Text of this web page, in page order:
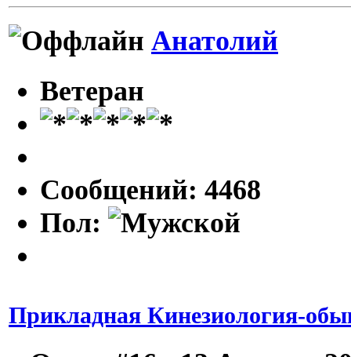
Анатолий
Ветеран
Сообщений: 4468
Пол:
Прикладная Кинезиология-